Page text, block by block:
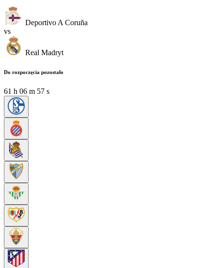
Deportivo A Coruña
vs
Real Madryt
Do rozpoczęcia pozostało
61 h 06 m 57 s